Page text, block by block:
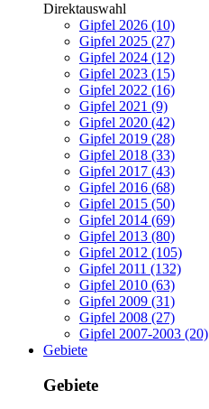
Direktauswahl
Gipfel 2026 (10)
Gipfel 2025 (27)
Gipfel 2024 (12)
Gipfel 2023 (15)
Gipfel 2022 (16)
Gipfel 2021 (9)
Gipfel 2020 (42)
Gipfel 2019 (28)
Gipfel 2018 (33)
Gipfel 2017 (43)
Gipfel 2016 (68)
Gipfel 2015 (50)
Gipfel 2014 (69)
Gipfel 2013 (80)
Gipfel 2012 (105)
Gipfel 2011 (132)
Gipfel 2010 (63)
Gipfel 2009 (31)
Gipfel 2008 (27)
Gipfel 2007-2003 (20)
Gebiete
Gebiete